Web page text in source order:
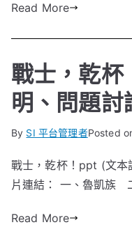
Read More
戰士，乾
明、問題討
By SI 平台管理者Posted
戰士，乾杯！ppt (文本
片連結： 一、魯凱族
Read More